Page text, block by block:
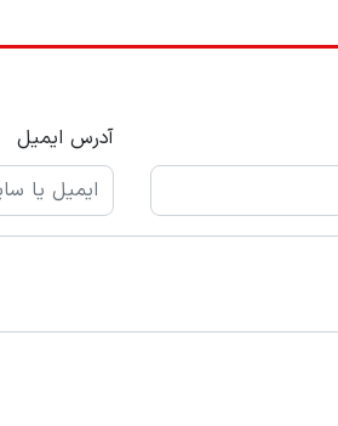
آدرس ایمیل